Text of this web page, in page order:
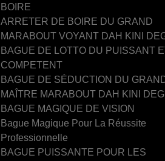
BOIRE
ARRETER DE BOIRE DU GRAND
MARABOUT VOYANT DAH KINI
BAGUE DE LOTTO DU PUISSANT
COMPETENT
BAGUE DE SÉDUCTION DU
MAÎTRE MARABOUT DAH KINI
BAGUE MAGIQUE DE VISION
Bague Magique Pour La Réussite
Professionnelle
BAGUE PUISSANTE POUR LES